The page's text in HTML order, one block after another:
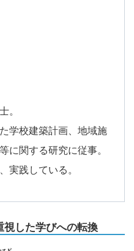
。
学校建築計画、地域施
に関する研究に従事。
実践している。
視した学びへの転換